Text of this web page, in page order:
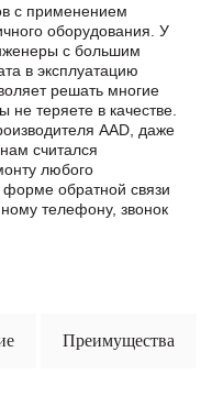
с применением
оборудования. У
с большим
в эксплуатацию
решать многие
теряете в качестве.
AAD, даже
считался
любого
обратной связи
телефону, звонок
Преимущества